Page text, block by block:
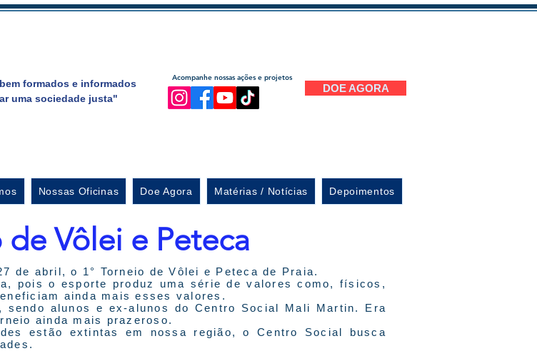
formados e informados
uma sociedade justa"
Acompanhe nossas ações e projetos
DOE AGORA
Nossas Oficinas Doe Agora Matérias / Notícias Depoimentos
de Vôlei e Peteca
de abril, o 1° Torneio de Vôlei e Peteca de Praia.
pois o esporte produz uma série de valores como, físicos,
ainda mais esses valores.
alunos e ex-alunos do Centro Social Mali Martin. Era
ainda mais prazeroso.
estão extintas em nossa região, o Centro Social busca